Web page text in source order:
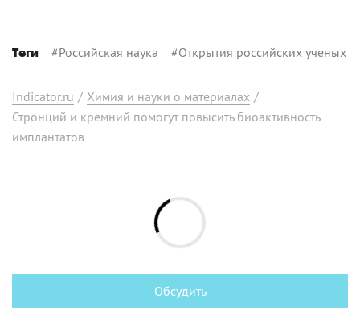
Теги #Российская наука #Открытия российских ученых
Indicator.ru / Химия и науки о материалах /
Стронций и кремний помогут повысить биоактивность
имплантатов
Обсудить